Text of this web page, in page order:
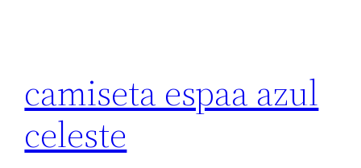
camiseta espaa azul
celeste